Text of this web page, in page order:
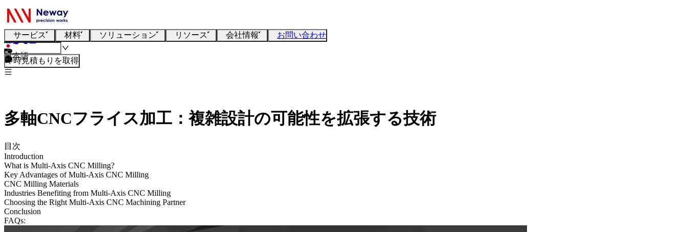
サービス 材料 ソリューション リソース 会社情報 お問い合わせ
日本語
即時見積もりを取得
多軸CNCフライス加工：複雑設計の可能性を拡張する技術
目次
Introduction
What is Multi-Axis CNC Milling?
Key Advantages of Multi-Axis CNC Milling
CNC Milling Materials
Industries Benefiting from Multi-Axis CNC Milling
Choosing the Right Multi-Axis CNC Machining Partner
Conclusion
FAQs: